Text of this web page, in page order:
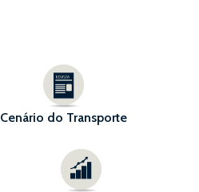
Cenário do Transporte